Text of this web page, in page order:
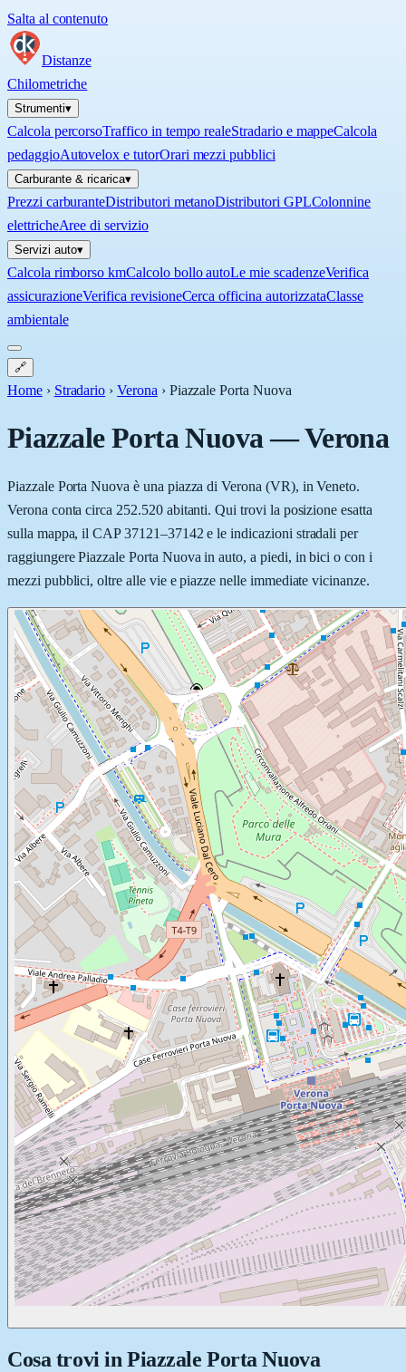
Salta al contenuto
Distanze
Chilometriche
Strumenti▾
Calcola percorsoTraffico in tempo realeStradario e mappeCalcola
pedaggioAutovelox e tutorOrari mezzi pubblici
Carburante & ricarica▾
Prezzi carburanteDistributori metanoDistributori GPLColonnine
elettricheAree di servizio
Servizi auto▾
Calcola rimborso kmCalcolo bollo autoLe mie scadenzeVerifica
assicurazioneVerifica revisioneCerca officina autorizzataClasse
ambientale
🔗
Home › Stradario › Verona › Piazzale Porta Nuova
Piazzale Porta Nuova—Verona
Piazzale Porta Nuova è una piazza di Verona (VR), in Veneto.
Verona conta circa 252.520 abitanti. Qui trovi la posizione esatta
sulla mappa, il CAP 37121–37142 e le indicazioni stradali per
raggiungere Piazzale Porta Nuova in auto, a piedi, in bici o con i
mezzi pubblici, oltre alle vie e piazze nelle immediate vicinanze.
Cosa trovi in Piazzale Porta Nuova